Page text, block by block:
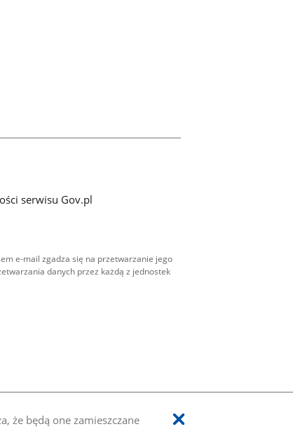
że będą one zamieszczane
serwisu Gov.pl
e-mail zgadza się na przetwarzanie jego
danych przez każdą z jednostek